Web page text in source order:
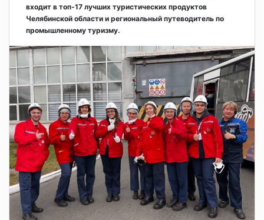
входит в топ-17 лучших туристических продуктов
Челябинской области и региональный путеводитель по
промышленному туризму.